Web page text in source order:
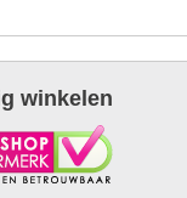
winkelen